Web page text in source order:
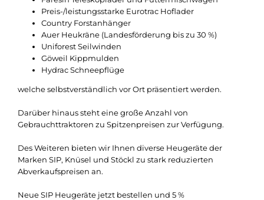
Preis-/leistungsstarke Eurotrac Hoflader
Country Forstanhänger
Auer Heukräne (Landesförderung bis zu 30 %)
Uniforest Seilwinden
Göweil Kippmulden
Hydrac Schneepflüge
welche selbstverständlich vor Ort präsentiert werden.
Darüber hinaus steht eine große Anzahl von
Gebrauchttraktoren zu Spitzenpreisen zur Verfügung.
Des Weiteren bieten wir Ihnen diverse Heugeräte der
Marken SIP, Knüsel und Stöckl zu stark reduzierten
Abverkaufspreisen an.
Neue SIP Heugeräte jetzt bestellen und 5 %